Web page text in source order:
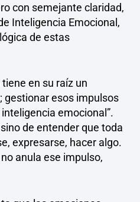
con semejante claridad,
Inteligencia Emocional,
de estas
en su raíz un
gestionar esos impulsos
emocional”.
de entender que toda
expresarse, hacer algo.
anula ese impulso,